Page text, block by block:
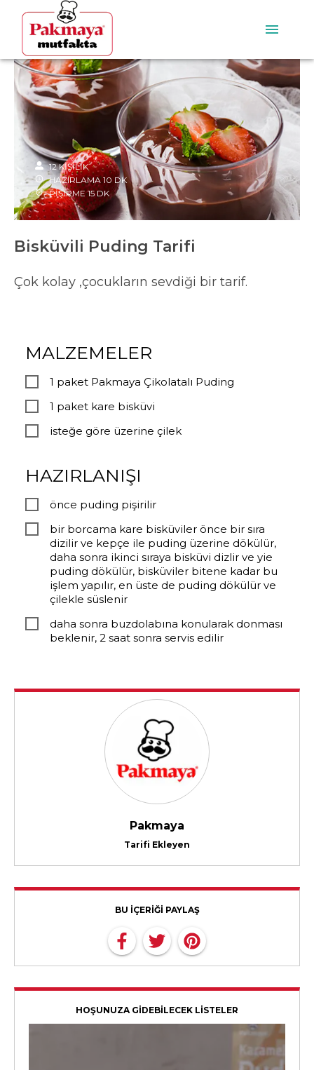
12 KİŞİLİK
HAZIRLAMA 10 DK
PİŞİRME 15 DK
Bisküvili Puding Tarifi
Çok kolay ,çocukların sevdiği bir tarif.
MALZEMELER
1 paket Pakmaya Çikolatalı Puding
1 paket kare bisküvi
isteğe göre üzerine çilek
HAZIRLANIŞI
önce puding pişirilir
bir borcama kare bisküviler önce bir sıra
dizilir ve kepçe ile puding üzerine dökülür,
daha sonra ikinci sıraya bisküvi dizlir ve yie
puding dökülür, bisküviler bitene kadar bu
işlem yapılır, en üste de puding dökülür ve
çilekle süslenir
daha sonra buzdolabına konularak donması
beklenir, 2 saat sonra servis edilir
Pakmaya
Tarifi Ekleyen
BU İÇERİĞİ PAYLAŞ
HOŞUNUZA GİDEBİLECEK LİSTELER